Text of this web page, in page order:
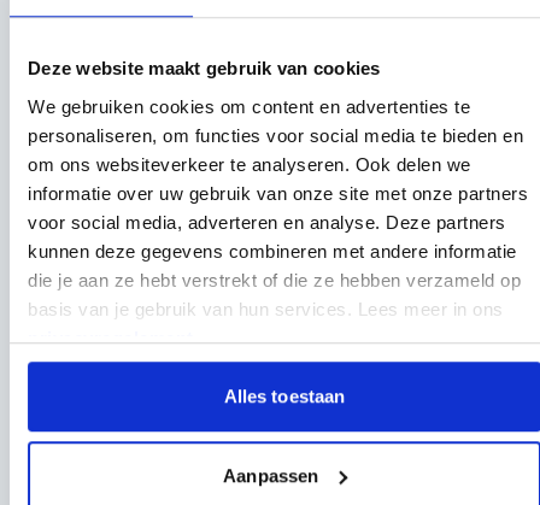
Deze website maakt gebruik van cookies
We gebruiken cookies om content en advertenties te
personaliseren, om functies voor social media te bieden en
om ons websiteverkeer te analyseren. Ook delen we
informatie over uw gebruik van onze site met onze partners
voor social media, adverteren en analyse. Deze partners
kunnen deze gegevens combineren met andere informatie
die je aan ze hebt verstrekt of die ze hebben verzameld op
basis van je gebruik van hun services. Lees meer in ons
privacyregelement.
Alles toestaan
Aanpassen
Anderen kochten ook
Druk om carrousel over te slaan